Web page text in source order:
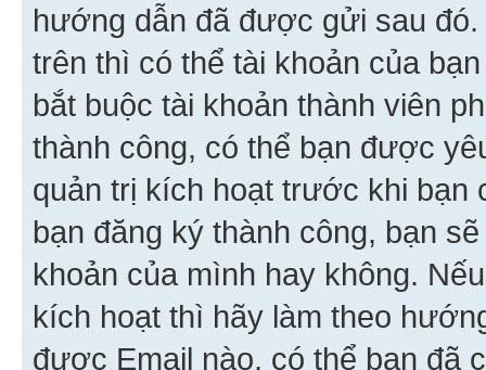
hướng dẫn đã được gửi sau
trên thì có thể tài khoản của
bắt buộc tài khoản thành viên
thành công, có thể bạn được
quản trị kích hoạt trước khi bạn
bạn đăng ký thành công, bạn
khoản của mình hay không.
kích hoạt thì hãy làm theo
được Email nào, có thể bạn đã